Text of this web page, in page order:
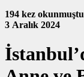
194 kez
3 Aralık 2024